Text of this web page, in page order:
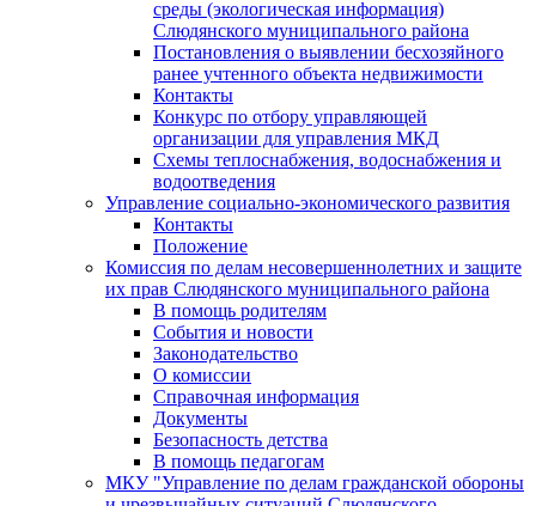
среды (экологическая информация)
Слюдянского муниципального района
Постановления о выявлении бесхозяйного
ранее учтенного объекта недвижимости
Контакты
Конкурс по отбору управляющей
организации для управления МКД
Схемы теплоснабжения, водоснабжения и
водоотведения
Управление социально-экономического развития
Контакты
Положение
Комиссия по делам несовершеннолетних и защите
их прав Слюдянского муниципального района
В помощь родителям
События и новости
Законодательство
О комиссии
Справочная информация
Документы
Безопасность детства
В помощь педагогам
МКУ "Управление по делам гражданской обороны